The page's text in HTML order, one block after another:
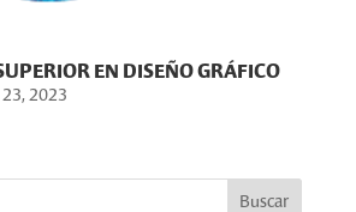
EN DISEÑO GRÁFICO
23, 2023
Buscar